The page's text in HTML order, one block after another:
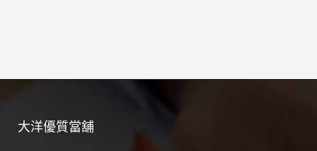
大洋優質當舖